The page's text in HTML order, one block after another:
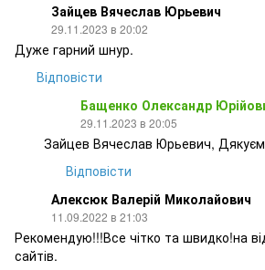
Зайцев Вячеслав Юрьевич
29.11.2023 в 20:02
Дуже гарний шнур.
Відповісти
Бащенко Олександр
29.11.2023 в 20:05
Зайцев Вячеслав Юрьевич,
Відповісти
Алексюк Валерій Миколайович
11.09.2022 в 21:03
Рекомендую!!!Все чітко та швидко!на
сайтів.